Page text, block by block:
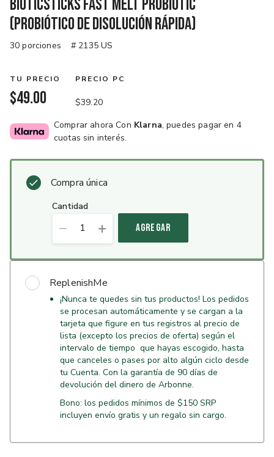
BioticSticks Fast Melt Probiotic
(Probiótico de disolución rápida)
30 porciones # 2135 US
TU PRECIO
$49.00
PRECIO PC
$39.20
Comprar ahora Con Klarna, puedes pagar en 4
cuotas sin interés.
Compra única
cantidad
1 AGREGAR
ReplenishMe
¡Nunca te quedes sin tus productos! Los pedidos
se procesan automáticamente y se cargan a la
tarjeta que figure en tus registros al precio de
lista (excepto los precios de oferta) según el
intervalo de tiempo que hayas escogido, hasta
que canceles o pases por alto algún ciclo desde
tu Cuenta. Con la garantía de 90 días de
devolución del dinero de Arbonne.
Bono: los pedidos mínimos de $150 SRP
incluyen envío gratis y un regalo sin cargo.